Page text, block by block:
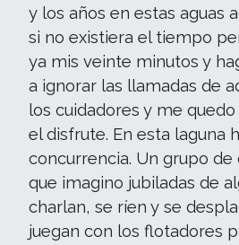
y los años en estas aguas
si no existiera el tiempo
ya mis veinte minutos y
a ignorar las llamadas de
los cuidadores y me
el disfrute. En esta laguna
concurrencia. Un grupo de
que imagino jubiladas de
charlan, se ríen y se
juegan con los flotadores